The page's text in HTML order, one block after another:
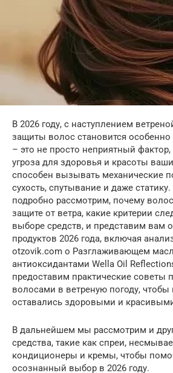
В 2026 году, с наступлением
защиты волос становится особенно
– это не просто неприятный фактор,
угроза для здоровья и красоты
способен вызывать механические
сухость, спутывание и даже
подробно рассмотрим, почему
защите от ветра, какие критерии
выборе средств, и представим вам
продуктов 2026 года, включая
otzovik.com о Разглаживающем
антиоксидантами Wella Oil
предоставим практические советы
волосами в ветреную погоду,
оставались здоровыми и
В дальнейшем мы рассмотрим и
средства, такие как спреи,
кондиционеры и кремы, чтобы
осознанный выбор в 2026 году.